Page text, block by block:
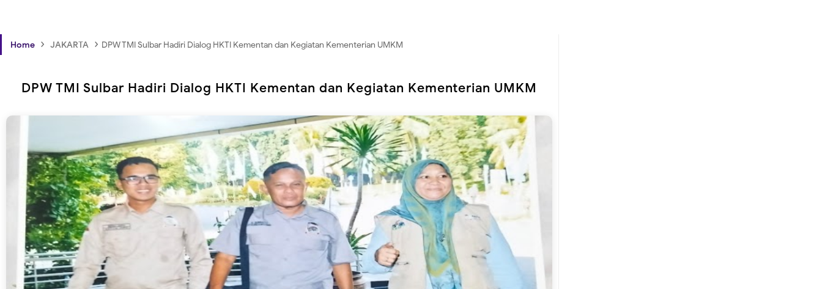
Home › JAKARTA › DPW TMI Sulbar Hadiri Dialog HKTI Kementan dan Kegiatan Kementerian UMKM
DPW TMI Sulbar Hadiri Dialog HKTI Kementan dan Kegiatan Kementerian UMKM